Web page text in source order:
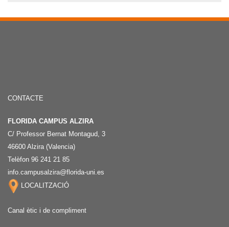
CONTACTE
FLORIDA CAMPUS ALZIRA
C/ Professor Bernat Montagud, 3
46600 Alzira (Valencia)
Telèfon 96 241 21 85
info.campusalzira@florida-uni.es
LOCALITZACIÓ
Canal ètic i de compliment